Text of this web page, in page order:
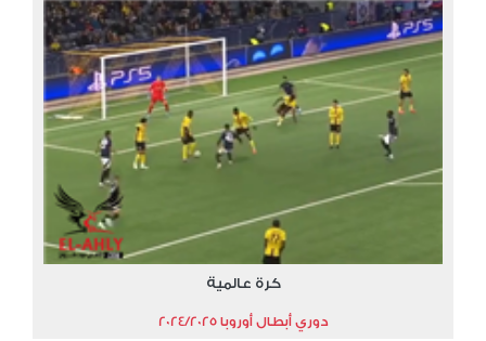
كرة عالمية
دوري أبطال أوروبا 2024/2025